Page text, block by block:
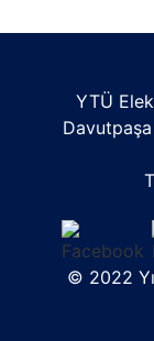
YTÜ
© 2022